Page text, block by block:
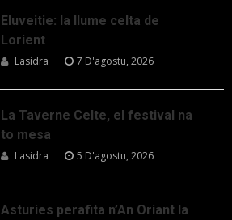
Eluveitie: la llume celta de
Lorient
Lasidra 7 D'agostu, 2026
La Taverne Celte, el festival na
to mesa
Lasidra 5 D'agostu, 2026
Asturies perafita n’An Oriant la